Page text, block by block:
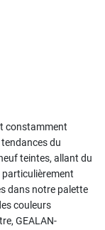
constamment
du
teintes, allant du
dans notre palette
couleurs
GEALAN-